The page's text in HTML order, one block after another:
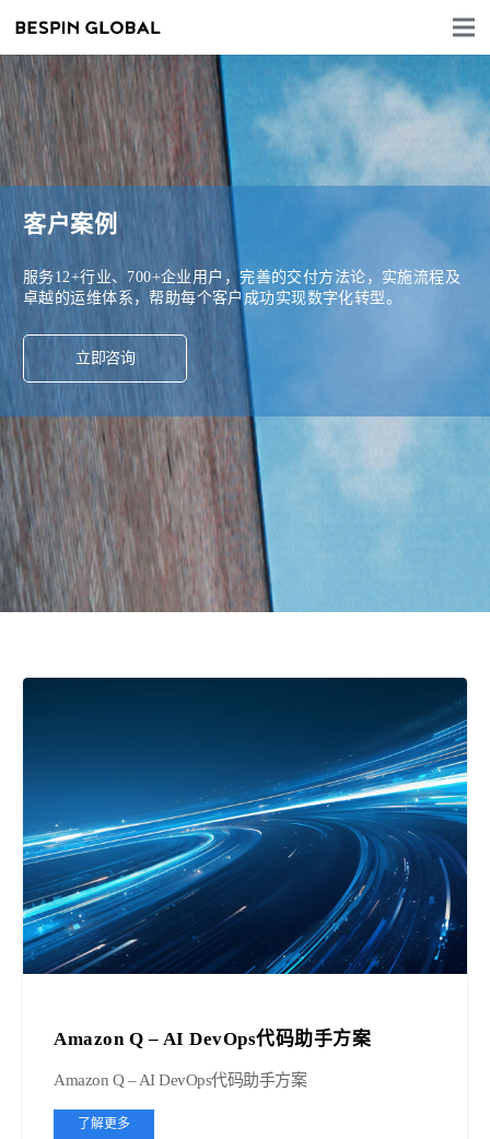
客户案例
服务12+行业、700+企业用户，完善的交付方法论，实施流程及
卓越的运维体系，帮助每个客户成功实现数字化转型。
立即咨询
Amazon Q – AI DevOps代码助手方案
Amazon Q – AI DevOps代码助手方案
了解更多